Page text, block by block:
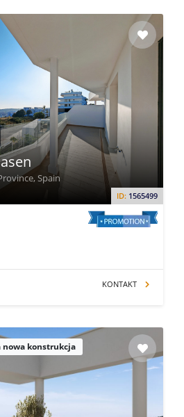
ID: 1565499
Spain
KONTAKT
nowa konstrukcja